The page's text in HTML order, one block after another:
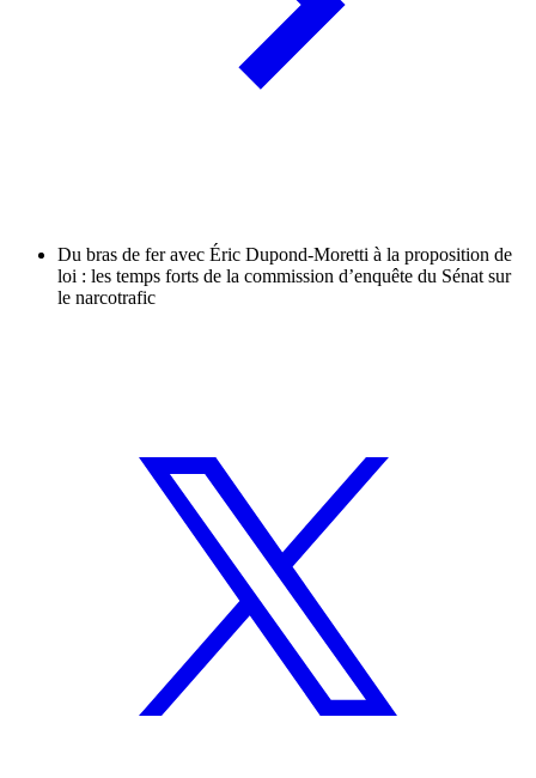
Du bras de fer avec Éric Dupond-Moretti à la proposition de
loi : les temps forts de la commission d’enquête du Sénat sur
le narcotrafic